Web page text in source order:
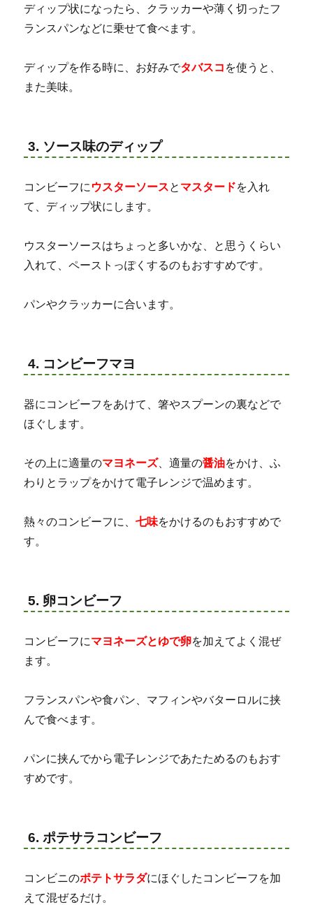
ディップ状になったら、クラッカーや薄く切ったフ
ランスパンなどに乗せて食べます。
ディップを作る時に、お好みでタバスコ を使うと、
また美味。
3. ソース味のディップ
コンビーフに ウスターソースと マスタードを入れ
て、ディップ状にします。
ウスターソースはちょっと多いかな、と思うくらい
入れて、ペーストっぽくするのもおすすめです。
パンやクラッカーに合います。
4. コンビーフマヨ
器にコンビーフをあけて、箸やスプーンの裏などで
ほぐします。
その上に適量のマヨネーズ、適量の醤油をかけ、ふ
わりとラップをかけて電子レンジで温めます。
熱々のコンビーフに、七味をかけるのもおすすめで
す。
5. 卵コンビーフ
コンビーフにマヨネーズとゆで卵を加えてよく混ぜ
ます。
フランスパンや食パン、マフィンやバターロルに挟
んで食べます。
パンに挟んでから電子レンジであたためるのもおす
すめです。
6. ポテサラコンビーフ
コンビニのポテトサラダにほぐしたコンビーフを加
えて混ぜるだけ。